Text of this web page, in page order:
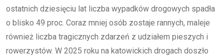
ostatnich dziesięciu lat liczba wypadków drogowych spadła
o blisko 49 proc. Coraz mniej osób zostaje rannych, maleje
również liczba tragicznych zdarzeń z udziałem pieszych i
rowerzystów. W 2025 roku na katowickich drogach doszło